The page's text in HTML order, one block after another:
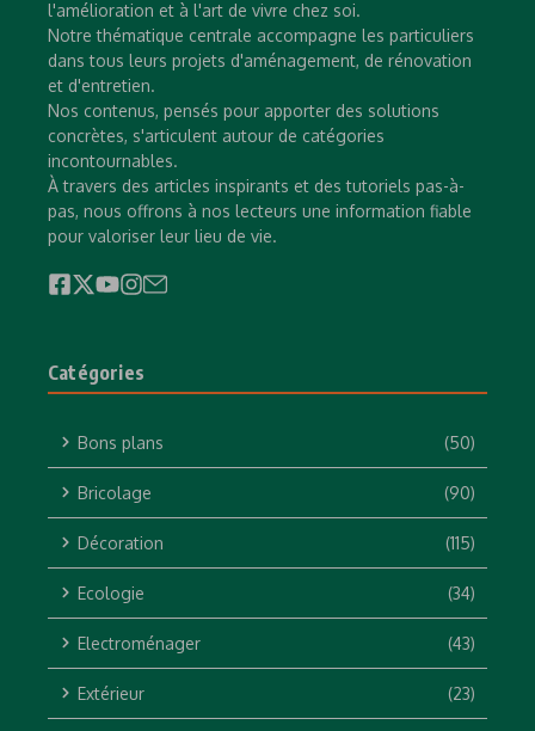
l'amélioration et à l'art de vivre chez soi.
Notre thématique centrale accompagne les particuliers
dans tous leurs projets d'aménagement, de rénovation
et d'entretien.
Nos contenus, pensés pour apporter des solutions
concrètes, s'articulent autour de catégories
incontournables.
À travers des articles inspirants et des tutoriels pas-à-
pas, nous offrons à nos lecteurs une information fiable
pour valoriser leur lieu de vie.
Catégories
Bons plans (50)
Bricolage (90)
Décoration (115)
Ecologie (34)
Electroménager (43)
Extérieur (23)